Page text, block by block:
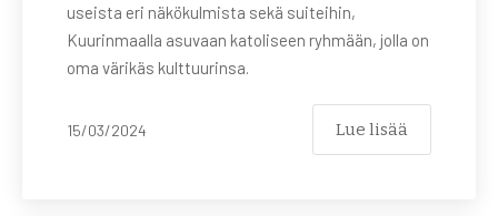
useista eri näkökulmista sekä suiteihin,
Kuurinmaalla asuvaan katoliseen ryhmään, jolla on
oma värikäs kulttuurinsa.
15/03/2024 Lue lisää